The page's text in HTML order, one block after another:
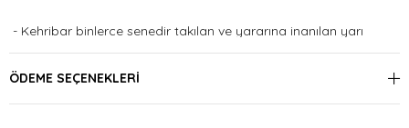
- Kehribar binlerce senedir takılan ve yararına inanılan yarı
değerli bir taştır.
ÖDEME SEÇENEKLERI